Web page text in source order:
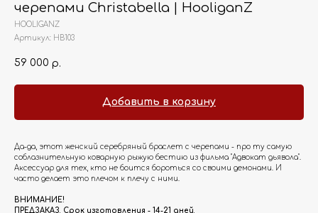
черепами Christabella | HooliganZ
HOOLIGANZ
Артикул: HB103
59 000 р.
Добавить в корзину
Да-да, этот женский серебряный браслет с черепами - про ту самую
соблазнительную коварную рыжую бестию из фильма "Адвокат дьявола".
Аксессуар для тех, кто не боится бороться со своими демонами. И
часто делает это плечом к плечу с ними.
ВНИМАНИЕ!
ПРЕДЗАКАЗ. Срок изготовления - 14-21 дней.